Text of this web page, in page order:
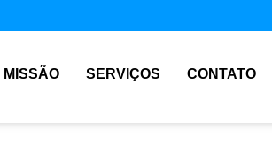
MISSÃO SERVIÇOS CONTATO